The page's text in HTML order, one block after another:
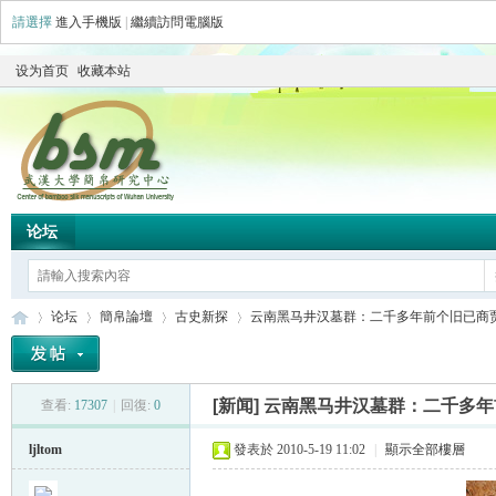
請選擇 進入手機版 繼續訪問電腦版
设为首页 收藏本站
论坛
论坛
›
簡帛論壇
›
古史新探
›
云南黑马井汉墓群：二千多年前个旧已商
查看: 17307 回復: 0 [新闻] 云南黑马井汉墓群：二千多
ljltom 發表於 2010-5-19 11:02 顯示全部樓層